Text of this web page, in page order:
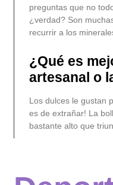
preguntas que no
¿verdad? Son
recurrir a los
¿Qué es
artesanal o
Los dulces le gustan
es de extrañar! La
bastante alto que